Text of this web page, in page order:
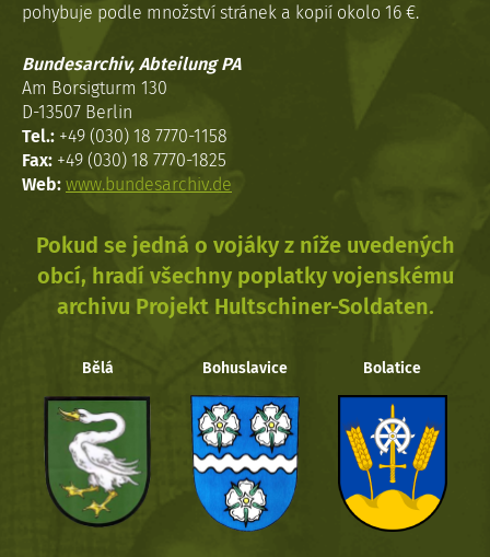
pohybuje podle množství stránek a kopií okolo 16 €.
Bundesarchiv, Abteilung PA
Am Borsigturm 130
D-13507 Berlin
Tel.: +49 (030) 18 7770-1158
Fax: +49 (030) 18 7770-1825
Web: www.bundesarchiv.de
Pokud se jedná o vojáky z níže uvedených
obcí, hradí všechny poplatky vojenskému
archivu Projekt Hultschiner-Soldaten.
Bělá Bohuslavice Bolatice